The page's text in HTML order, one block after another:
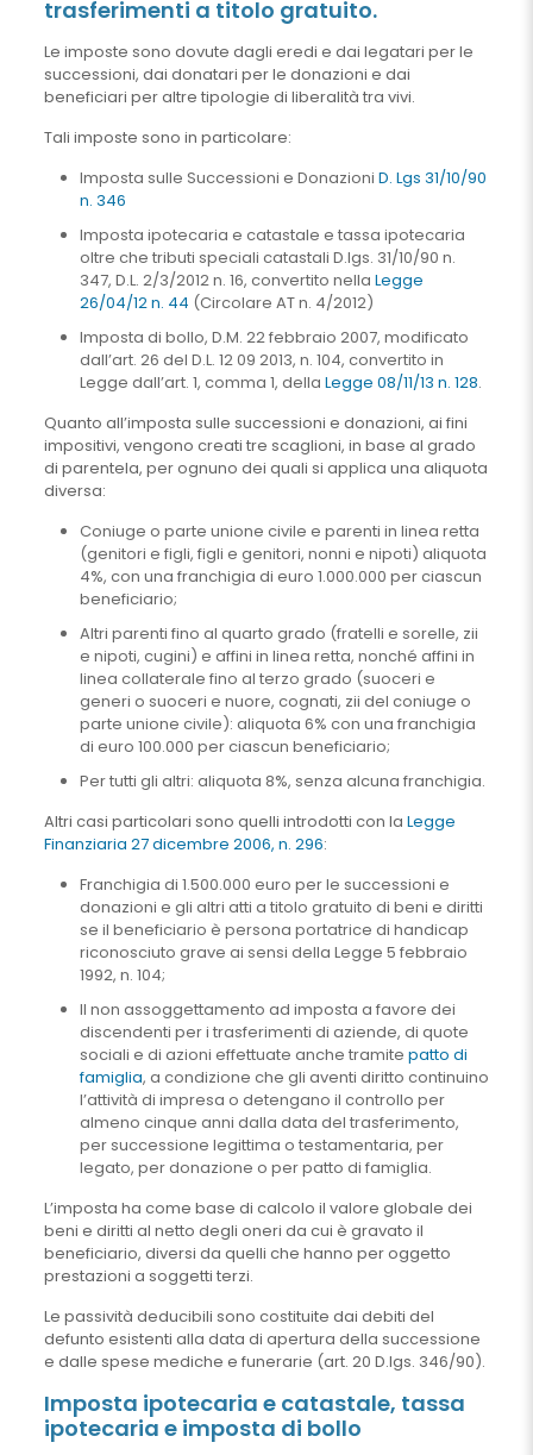
trasferimenti a titolo gratuito.
Le imposte sono dovute dagli eredi e dai legatari per le
successioni, dai donatari per le donazioni e dai
beneficiari per altre tipologie di liberalità tra vivi.
Tali imposte sono in particolare:
Imposta sulle Successioni e Donazioni D. Lgs 31/10/90
n. 346
Imposta ipotecaria e catastale e tassa ipotecaria
oltre che tributi speciali catastali D.lgs. 31/10/90 n.
347, D.L. 2/3/2012 n. 16, convertito nella Legge
26/04/12 n. 44 (Circolare AT n. 4/2012)
Imposta di bollo, D.M. 22 febbraio 2007, modificato
dall’art. 26 del D.L. 12 09 2013, n. 104, convertito in
Legge dall’art. 1, comma 1, della Legge 08/11/13 n. 128.
Quanto all’imposta sulle successioni e donazioni, ai fini
impositivi, vengono creati tre scaglioni, in base al grado
di parentela, per ognuno dei quali si applica una aliquota
diversa:
Coniuge o parte unione civile e parenti in linea retta
(genitori e figli, figli e genitori, nonni e nipoti) aliquota
4%, con una franchigia di euro 1.000.000 per ciascun
beneficiario;
Altri parenti fino al quarto grado (fratelli e sorelle, zii
e nipoti, cugini) e affini in linea retta, nonché affini in
linea collaterale fino al terzo grado (suoceri e
generi o suoceri e nuore, cognati, zii del coniuge o
parte unione civile): aliquota 6% con una franchigia
di euro 100.000 per ciascun beneficiario;
Per tutti gli altri: aliquota 8%, senza alcuna franchigia.
Altri casi particolari sono quelli introdotti con la Legge
Finanziaria 27 dicembre 2006, n. 296:
Franchigia di 1.500.000 euro per le successioni e
donazioni e gli altri atti a titolo gratuito di beni e diritti
se il beneficiario è persona portatrice di handicap
riconosciuto grave ai sensi della Legge 5 febbraio
1992, n. 104;
Il non assoggettamento ad imposta a favore dei
discendenti per i trasferimenti di aziende, di quote
sociali e di azioni effettuate anche tramite patto di
famiglia, a condizione che gli aventi diritto continuino
l’attività di impresa o detengano il controllo per
almeno cinque anni dalla data del trasferimento,
per successione legittima o testamentaria, per
legato, per donazione o per patto di famiglia.
L’imposta ha come base di calcolo il valore globale dei
beni e diritti al netto degli oneri da cui è gravato il
beneficiario, diversi da quelli che hanno per oggetto
prestazioni a soggetti terzi.
Le passività deducibili sono costituite dai debiti del
defunto esistenti alla data di apertura della successione
e dalle spese mediche e funerarie (art. 20 D.lgs. 346/90).
Imposta ipotecaria e catastale, tassa
ipotecaria e imposta di bollo